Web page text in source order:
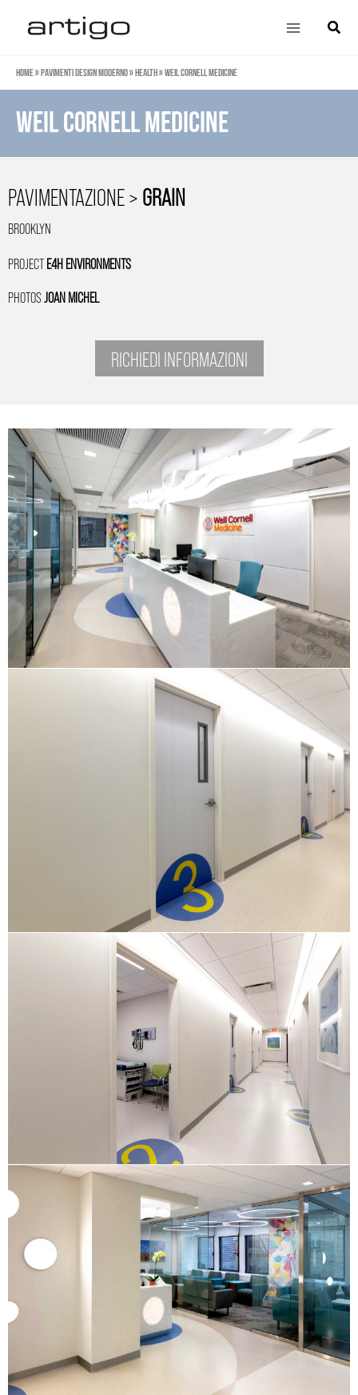
contenuto
Main
Cerca
Home»Pavimenti design moderno»Health»Weil Cornell Medicine
Weil Cornell Medicine
PAVIMENTAZIONE >GRAIN
BROOKLYN
PROJECTE4H ENVIRONMENTS
PHOTOSJOAN MICHEL
RICHIEDI INFORMAZIONI